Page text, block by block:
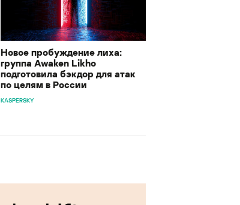
Новое пробуждение лиха:
группа Awaken Likho
подготовила бэкдор для атак
по целям в России
KASPERSKY